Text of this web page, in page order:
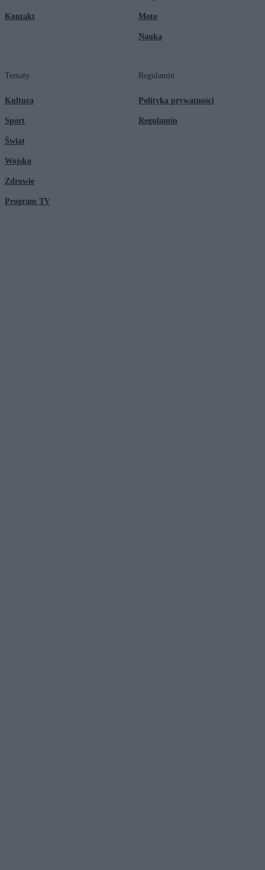
Kontakt Moto
Nauka
Tematy
Kultura
Sport
Świat
Wojsko
Zdrowie
Program TV
Regulamin
Polityka prywatności
Regulamin